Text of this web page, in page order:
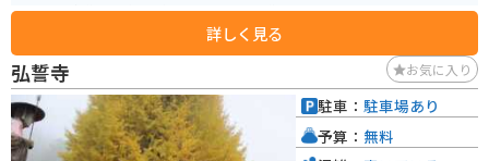
「銀の馬車道」の跡地に位置しています。道の駅には、レストランや特産品
販売所があり、地元の食材を使った料理や、特産品を購入することができま
す。また、観光案内所では、周辺の観光スポットの情報を入手することがで
きます。 バイクで訪れる場合、道の駅には広い駐車場が完備されているので
安心です。周辺には、播磨高原東部の山々が連なり、四季折々の美しい景色
を楽しむことができます。特に、春の新緑や秋の紅葉の時期はおすすめです。
また、道の駅からほど近い場所には、峰山高原や砥峰高原といった、雄大な
詳しく見る
弘誓寺 お気に入り
駐車： 駐車場あり
予算： 無料